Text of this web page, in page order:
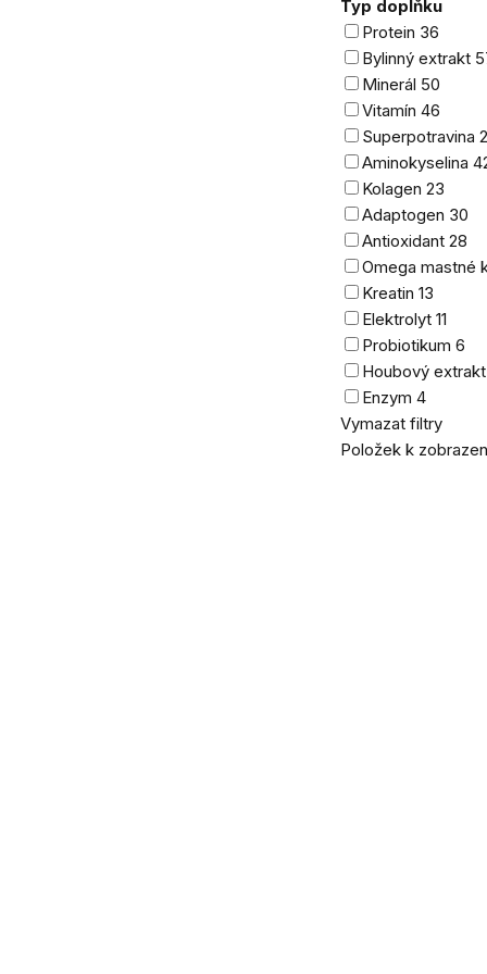
Typ doplňku
Protein 36
Bylinný extrakt
Minerál 50
Vitamín 46
Superpotravina
Aminokyselina
Kolagen 23
Adaptogen 30
Antioxidant 28
Omega mastné
Kreatin 13
Elektrolyt 11
Probiotikum 6
Houbový
Enzym 4
Vymazat filtry
Položek k